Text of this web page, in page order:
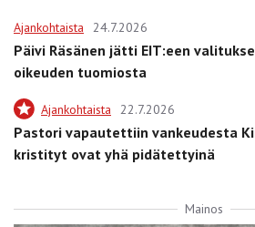
Ajankohtaista 24.7.2026
Päivi Räsänen jätti EIT:een
oikeuden tuomiosta
Ajankohtaista 22.7.2026
Pastori vapautettiin vankeudesta
kristityt ovat yhä pidätettyinä
Mainos